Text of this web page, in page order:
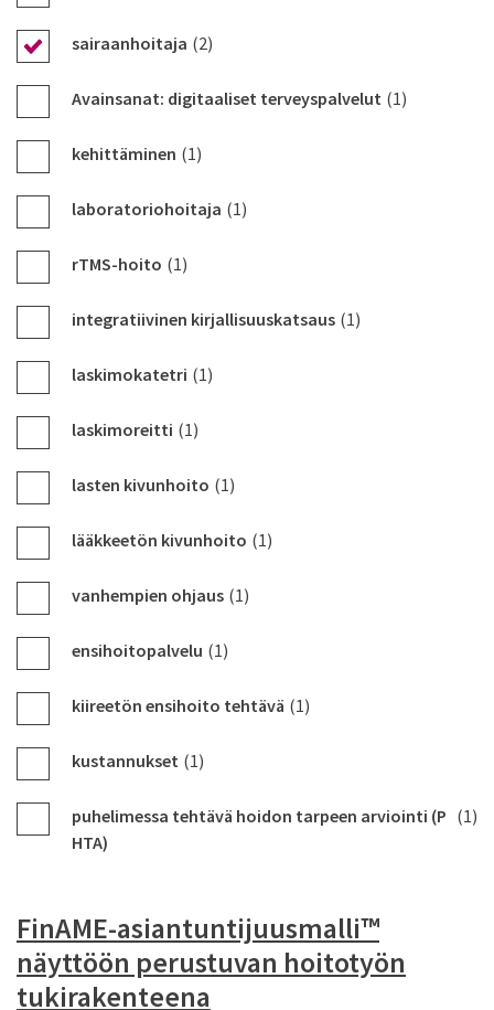
sairaanhoitaja (2)
Avainsanat: digitaaliset terveyspalvelut (1)
kehittäminen (1)
laboratoriohoitaja (1)
rTMS-hoito (1)
integratiivinen kirjallisuuskatsaus (1)
laskimokatetri (1)
laskimoreitti (1)
lasten kivunhoito (1)
lääkkeetön kivunhoito (1)
vanhempien ohjaus (1)
ensihoitopalvelu (1)
kiireetön ensihoito tehtävä (1)
kustannukset (1)
puhelimessa tehtävä hoidon tarpeen arviointi (P
HTA)
(1)
FinAME-asiantuntijuusmalli™
näyttöön perustuvan hoitotyön
tukirakenteena